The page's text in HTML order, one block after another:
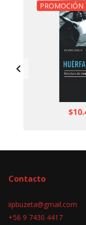
PROMOCIÓN
Contacto
iipbuzeta@gmail.com
+56 9 7430 4417